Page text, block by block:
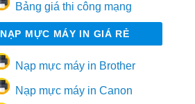
Bảng giá thi công mạng
NẠP MỰC MÁY IN GIÁ RẺ
Nạp mực máy in Brother
Nạp mực máy in Canon